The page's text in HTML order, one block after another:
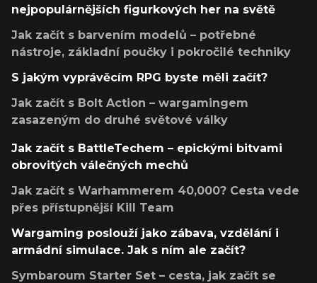
nejpopulárnějších figurkových her na světě
Jak začít s barvením modelů – potřebné
nástroje, základní poučky i pokročilé techniky
S jakým vyprávěcím RPG byste měli začít?
Jak začít s Bolt Action – wargamingem
zasazeným do druhé světové války
Jak začít s BattleTechem – epickými bitvami
obrovitých válečných mechů
Jak začít s Warhammerem 40,000? Cesta vede
přes přístupnější Kill Team
Wargaming poslouží jako zábava, vzdělání i
armádní simulace. Jak s ním ale začít?
Symbaroum Starter Set – cesta, jak začít se